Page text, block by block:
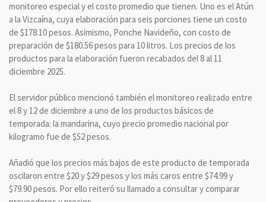
monitoreo especial y el costo promedio que tienen. Uno es el Atún
a la Vizcaína, cuya elaboración para seis porciones tiene un costo
de $178.10 pesos. Asimismo, Ponche Navideño, con costo de
preparación de $180.56 pesos para 10 litros. Los precios de los
productos para la elaboración fueron recabados del 8 al 11
diciembre 2025.
El servidor público mencionó también el monitoreo realizado entre
el 8 y 12 de diciembre a uno de los productos básicos de
temporada: la mandarina, cuyo precio promedio nacional por
kilogramo fue de $52 pesos.
Añadió que los precios más bajos de este producto de temporada
oscilaron entre $20 y $29 pesos y los más caros entre $74.99 y
$79.90 pesos. Por ello reiteró su llamado a consultar y comparar